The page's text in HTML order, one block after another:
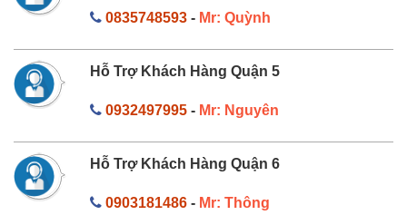
0835748593- Mr: Quỳnh
Hỗ Trợ Khách Hàng Quận 5
0932497995- Mr: Nguyên
Hỗ Trợ Khách Hàng Quận 6
0903181486- Mr: Thông